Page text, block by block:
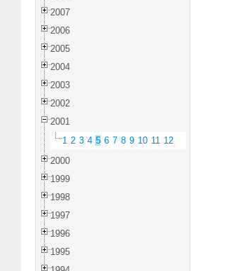
2007
2006
2005
2004
2003
2002
2001
1 2 3 4 5 6 7 8 9 10 11 12
2000
1999
1998
1997
1996
1995